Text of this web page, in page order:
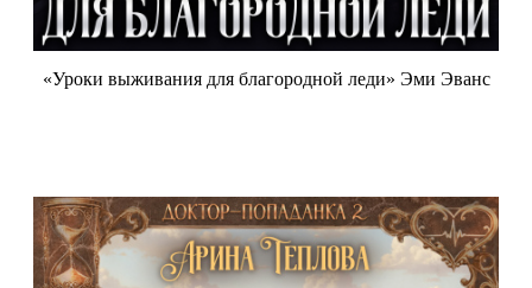
«Уроки выживания для благородной леди» Эми Эванс